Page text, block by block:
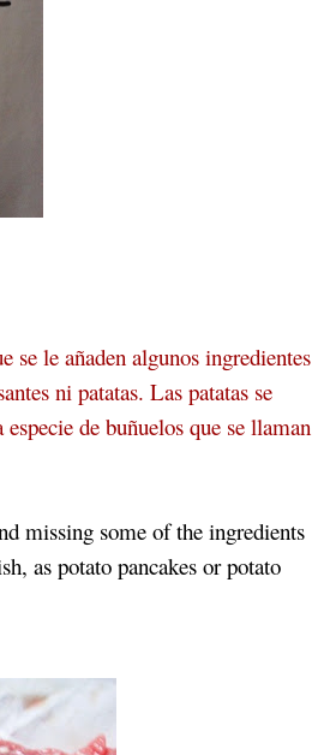
se le añaden algunos ingredientes
ni patatas. Las patatas se
de buñuelos que se llaman
missing some of the ingredients
as potato pancakes or potato